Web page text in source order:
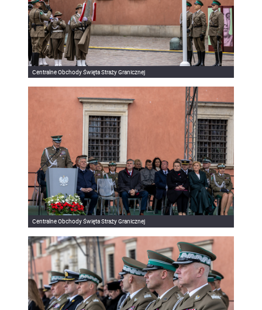
Centralne Obchody Święta Straży Granicznej
Centralne Obchody Święta Straży Granicznej